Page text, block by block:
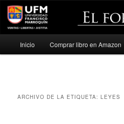
Ir
Ir
Inicio Comprar libro en Amazon
ARCHIVO DE LA ETIQUETA:LEYES